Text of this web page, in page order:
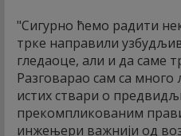
"Сигурно ћемо радити
трке направили
гледаоце, али и да саме
Разговарао сам са
истих ствари о
прекомпликованим
инжењери важнији од